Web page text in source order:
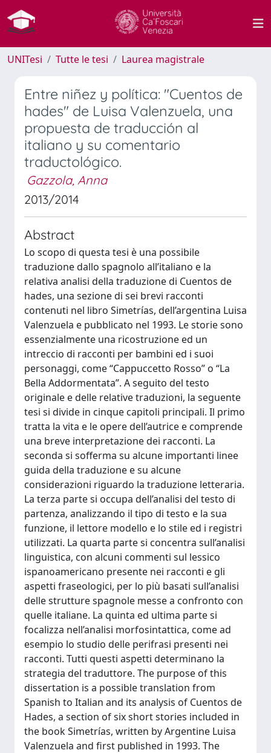
UNITesi Tutte le tesi Laurea magistrale
Entre niñez y política: "Cuentos de
hades" de Luisa Valenzuela, una
propuesta de traducción al
italiano y su comentario
traductológico.
Gazzola, Anna
2013/2014
Abstract
Lo scopo di questa tesi è una possibile
traduzione dallo spagnolo all’italiano e la
relativa analisi della traduzione di Cuentos de
hades, una sezione di sei brevi racconti
contenuti nel libro Simetrías, dell’argentina Luisa
Valenzuela e pubblicato nel 1993. Le storie sono
essenzialmente una ricostruzione ed un
intreccio di racconti per bambini ed i suoi
personaggi, come “Cappuccetto Rosso” o “La
Bella Addormentata”. A seguito del testo
originale e delle relative traduzioni, la seguente
tesi si divide in cinque capitoli principali. Il primo
tratta la vita e le opere dell’autrice e comprende
una breve interpretazione dei racconti. La
seconda si sofferma su alcune importanti linee
guida della traduzione e su alcune
considerazioni riguardo la traduzione letteraria.
La terza parte si occupa dell’analisi del testo di
partenza, analizzando il tipo di testo e la sua
funzione, il lettore modello e lo stile ed i registri
utilizzati. La quarta parte si concentra sull’analisi
linguistica, con alcuni commenti sul lessico
ispanoamericano presente nei racconti e gli
aspetti fraseologici, per lo più basati sull’analisi
delle strutture spagnole messe a confronto con
quelle italiane. La quinta ed ultima parte si
focalizza nell’analisi morfosintattica, come ad
esempio lo studio delle perifrasi presenti nei
racconti. Tutti questi aspetti determinano la
strategia del traduttore. The purpose of this
dissertation is a possible translation from
Spanish to Italian and its analysis of Cuentos de
Hades, a section of six short stories included in
the book Simetrías, written by Argentine Luisa
Valenzuela and first published in 1993. The